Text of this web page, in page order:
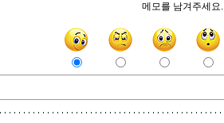
안에 머물러 주겠니
날
메모를 남겨주세요.